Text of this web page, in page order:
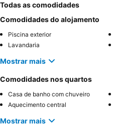
Todas as comodidades
Comodidades do alojamento
Piscina exterior
Lavandaria
Mostrar mais
Comodidades nos quartos
Casa de banho com chuveiro
Aquecimento central
Mostrar mais